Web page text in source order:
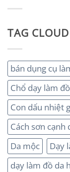
TAG CLOUD
bán dụng cụ
Chổ dạy làm
Con dấu nhiệt
Cách sơn cạnh
Da mộc
Dạy
dạy làm đồ da